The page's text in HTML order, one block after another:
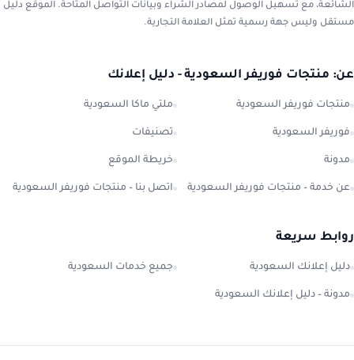
الشائعة، مع تسهيل الوصول لمصادر الشراء وبيانات التواصل المتاحة. الموقع دليل
مستقل وليس جهة رسمية تمثل العلامة التجارية.
عن: منتجات فوريفر السعودية - دليل إعلانك
منتجات فوريفر السعودية ملتي ماكا السعودية
فوريفر السعودية تصنيفات
مدونة خريطة الموقع
عن خدمة – منتجات فوريفر السعودية اتصل بنا – منتجات فوريفر السعودية
روابط سريعة
دليل إعلانك السعودية جميع خدمات السعودية
مدونة – دليل إعلانك السعودية